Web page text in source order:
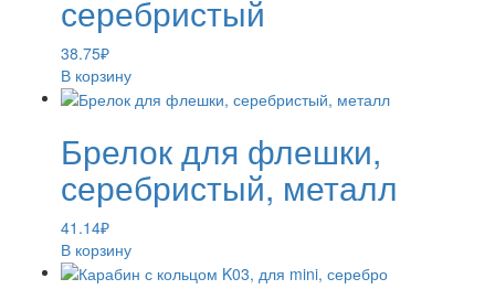
серебристый
38.75₽
В корзину
Брелок для флешки,
серебристый, металл
41.14₽
В корзину